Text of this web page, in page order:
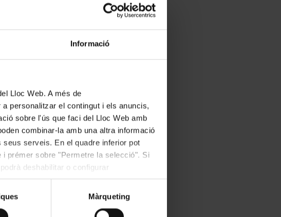
Informació
Lloc Web. A més de
personalitzar el contingut i els anuncis,
sobre l'ús que faci del Lloc Web amb
combinar-la amb una altra informació
serveis. En el quadre inferior pot
prémer sobre "Permetre la selecció". Si
deshabilitar o configurar
Màrqueting